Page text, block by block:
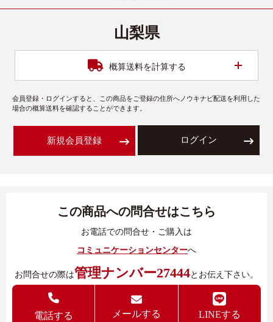
山梨県
概算送料を計算する
会員登録・ログインすると、この商品をご登録の住所へノウキナビ配送を利用した
場合の概算送料を確認することができます。
新規会員登録 ログイン
この商品への問合せはこちら
お電話での問合せ・ご購入は
コミュニケーションセンターへ
お問合せの際は管理ナンバー27444とお伝え下さい。
電話する メールする LINEする